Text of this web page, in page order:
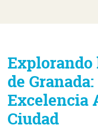
Explorando
de
Excelencia
Ciudad